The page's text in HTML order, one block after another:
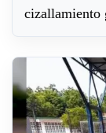
cizallamiento